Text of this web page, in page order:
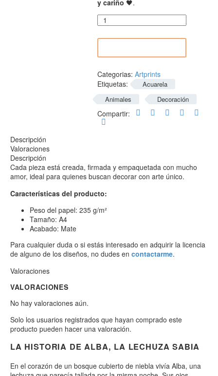
y cariño 🖤.
Ilustración
Lechuza
en
cantidad
Categorias:Artprints
Etiquetas:
Acuarela
Animales
Decoración
Compartir:
Descripción
Valoraciones
Descripción
Cada pieza está creada, firmada y empaquetada con mucho
amor, ideal para quienes buscan decorar con arte único.
Características del producto:
Peso del papel: 235 g/m²
Tamaño: A4
Acabado: Mate
Para cualquier duda o si estás interesado en adquirir la licencia
de alguno de los diseños, no dudes en contactarme.
Valoraciones
VALORACIONES
No hay valoraciones aún.
Solo los usuarios registrados que hayan comprado este
producto pueden hacer una valoración.
LA HISTORIA DE ALBA, LA LECHUZA SABIA
En el corazón de un bosque cubierto de niebla vivía Alba, una